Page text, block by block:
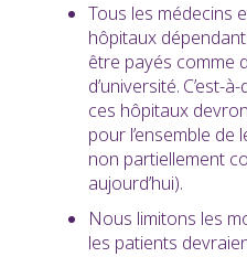
Tous les médecins
hôpitaux
être payés comme
d’université. C’est-
ces hôpitaux
pour l’ensemble
non partiellement
aujourd’hui).
Nous limitons les
les patients